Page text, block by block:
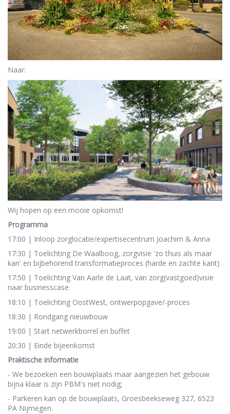
Naar:
Wij hopen op een mooie opkomst!
Programma
17:00 | Inloop zorglocatie/expertisecentrum Joachim & Anna
17:30 | Toelichting De Waalboog, zorgvisie 'zo thuis als maar
kan' en bijbehorend transformatieproces (harde en zachte kant)
17:50 | Toelichting Van Aarle de Laat, van zorg(vastgoed)visie
naar businesscase
18:10 | Toelichting OostWest, ontwerpopgave/-proces
18:30 | Rondgang nieuwbouw
19:00 | Start netwerkborrel en buffet
20:30 | Einde bijeenkomst
Praktische informatie
- We bezoeken een bouwplaats maar aangezien het gebouw
bijna klaar is zijn PBM's niet nodig;
- Parkeren kan op de bouwplaats, Groesbeekseweg 327, 6523
PA Nijmegen.